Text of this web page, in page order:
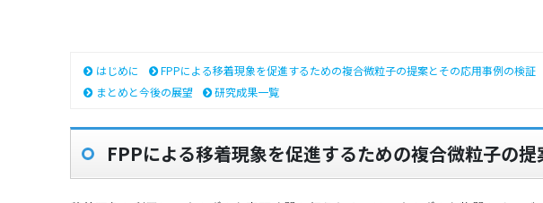
はじめに FPPによる移着現象を促進するための複合微粒子の提案とその応用事例の検証
まとめと今後の展望
研究成果一覧
FPPによる移着現象を促進するための複合微粒子の